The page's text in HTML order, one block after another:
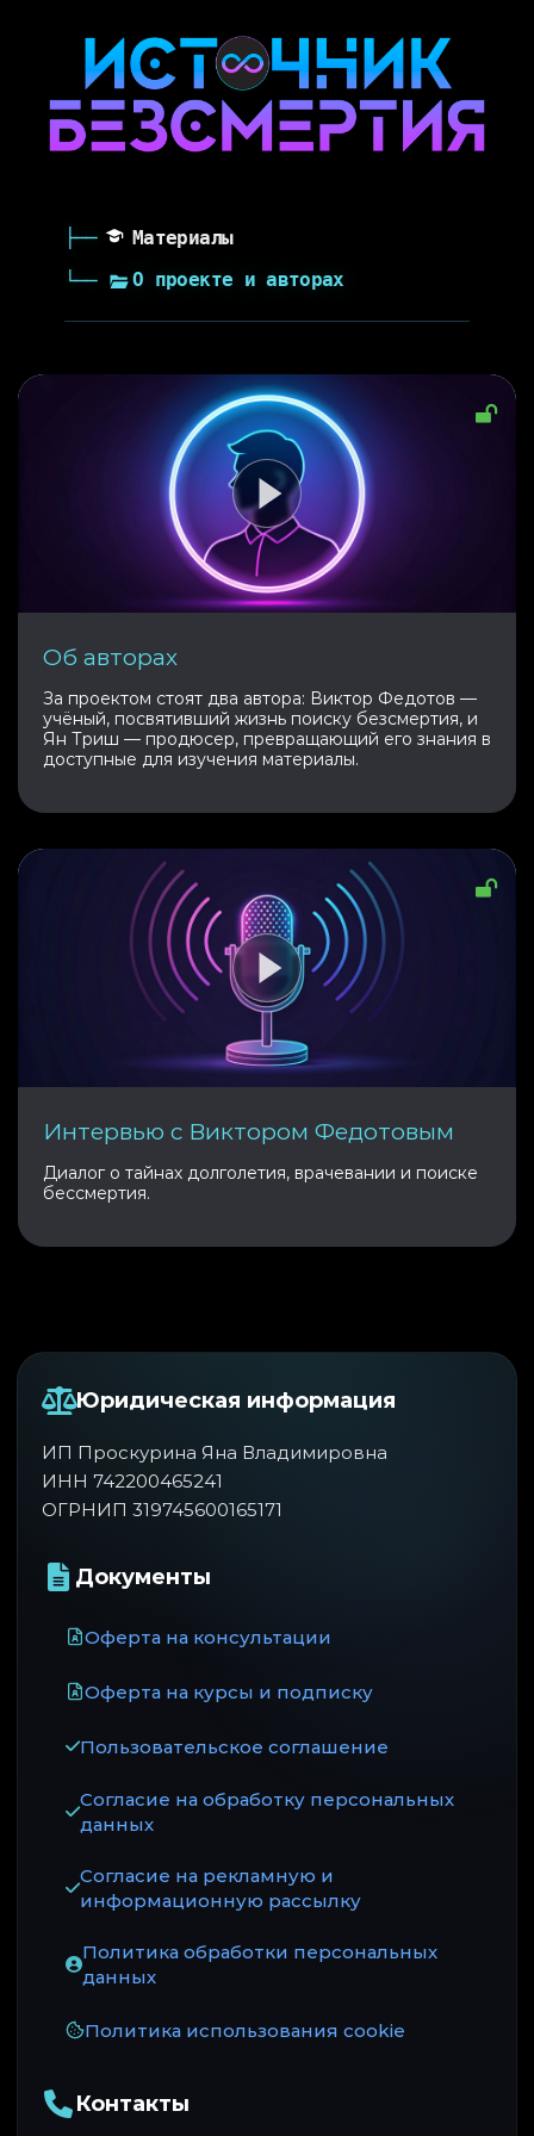
Материалы
О проекте и авторах
Об авторах
За проектом стоят два автора: Виктор Федотов —
учёный, посвятивший жизнь поиску безсмертия, и
Ян Триш — продюсер, превращающий его знания в
доступные для изучения материалы.
Интервью с Виктором Федотовым
Диалог о тайнах долголетия, врачевании и поиске
бессмертия.
Юридическая информация
ИП Проскурина Яна Владимировна
ИНН 742200465241
ОГРНИП 319745600165171
Документы
Оферта на консультации
Оферта на курсы и подписку
Пользовательское соглашение
Согласие на обработку персональных
данных
Согласие на рекламную и
информационную рассылку
Политика обработки персональных
данных
Политика использования cookie
Контакты